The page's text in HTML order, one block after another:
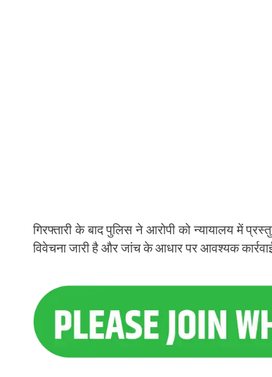
गिरफ्तारी के बाद पुलिस ने आरोपी को न्यायालय में
विवेचना जारी है और जांच के आधार पर आवश्यक